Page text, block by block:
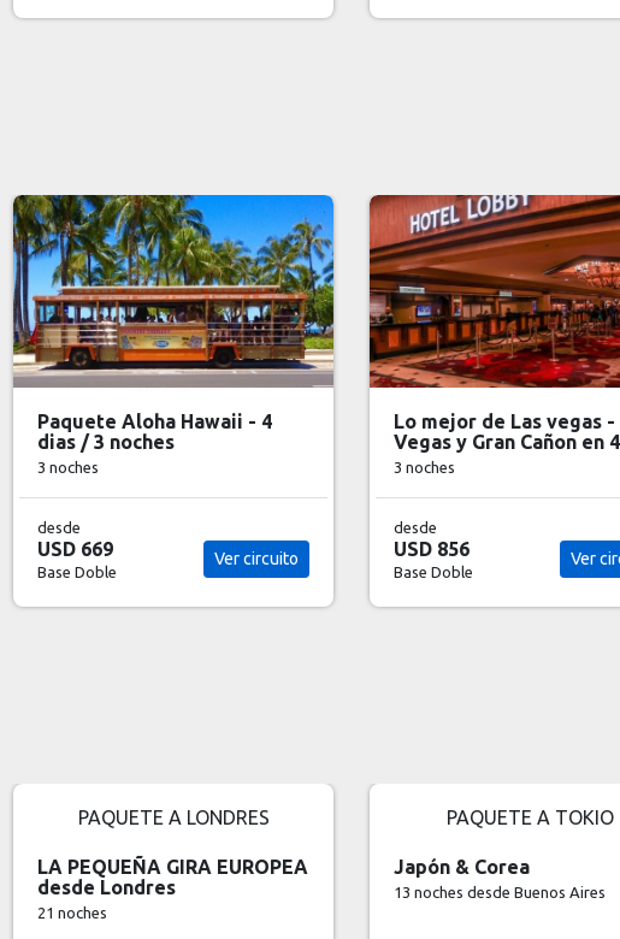
Lo mejor de Las vegas - Las
Vegas y Gran Cañon en 4 dias
3 noches
desde
USD 856
Base Doble
Ver circuito
Los Ángeles y Las
Dias / 6 noches
6 noches
desde
USD 995
Base Doble
Ver
PAQUETE A TOKIO
Japón & Corea
13 nochesdesde Buenos Aires
PAQUETE A
ARMONÍA
9 noches